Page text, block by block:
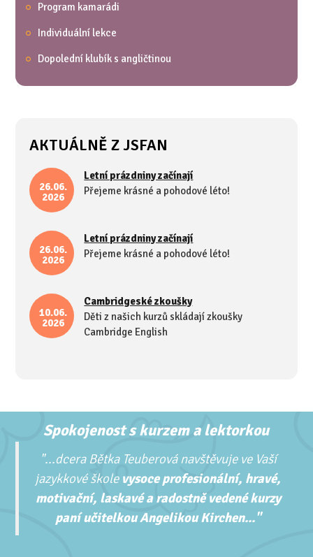
Program kamarádi
Individuální lekce
Dopolední klubík s angličtinou
AKTUÁLNĚ Z JSFAN
26.06.
2026
Letní prázdniny začínají
Přejeme krásné a pohodové léto!
26.06.
2026
Letní prázdniny začínají
Přejeme krásné a pohodové léto!
10.06.
2026
Cambridgeské zkoušky
Děti z našich kurzů skládají zkoušky
Cambridge English
Spokojenost s kurzem a lektorkou
"...dcera Bětka Teuberová navštěvuje ve Vaší
jazykkové škole vysoce profesionální, hravé,
motivační, laskavé a radostně vedené kurzy
paní učitelkou Angelikou Kirchen..."